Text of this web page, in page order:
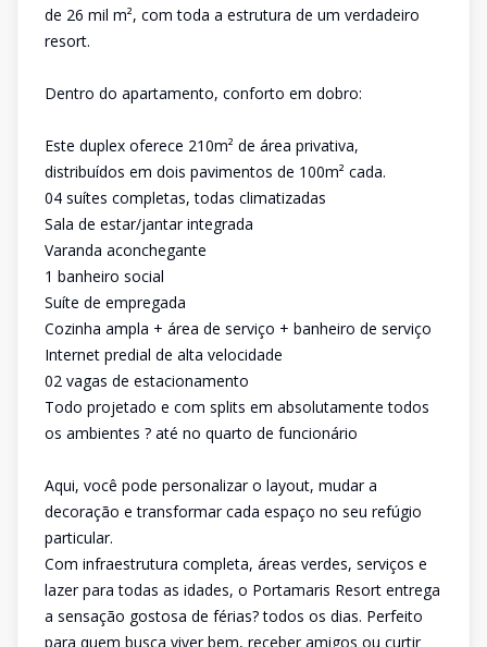
de 26 mil m², com toda a estrutura de um verdadeiro
resort.
Dentro do apartamento, conforto em dobro:
Este duplex oferece 210m² de área privativa,
distribuídos em dois pavimentos de 100m² cada.
04 suítes completas, todas climatizadas
Sala de estar/jantar integrada
Varanda aconchegante
1 banheiro social
Suíte de empregada
Cozinha ampla + área de serviço + banheiro de serviço
Internet predial de alta velocidade
02 vagas de estacionamento
Todo projetado e com splits em absolutamente todos
os ambientes ? até no quarto de funcionário
Aqui, você pode personalizar o layout, mudar a
decoração e transformar cada espaço no seu refúgio
particular.
Com infraestrutura completa, áreas verdes, serviços e
lazer para todas as idades, o Portamaris Resort entrega
a sensação gostosa de férias? todos os dias. Perfeito
para quem busca viver bem, receber amigos ou curtir